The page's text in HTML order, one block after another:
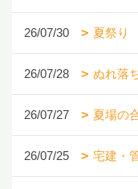
26/07/30 夏祭り
26/07/28 ぬれ落
26/07/27 夏場の
26/07/25 宅建・